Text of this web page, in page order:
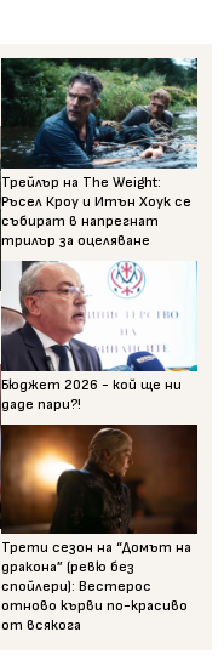
Трейлър на The Weight:
Ръсел Кроу и Итън Хоук се
събират в напрегнат
трилър за оцеляване
Бюджет 2026 - кой ще ни
даде пари?!
Трети сезон на “Домът на
дракона” (ревю без
спойлери): Вестерос
отново кърви по-красиво
от всякога